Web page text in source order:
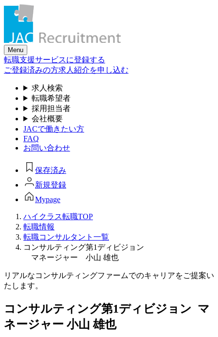
Skip
content
Menu
転職支援サービスに登録する
ご登録済みの方求人紹介を申し込む
求人検索
転職希望者
採用担当者
会社概要
JACで働きたい方
FAQ
お問い合わせ
保存済み
新規登録
Mypage
ハイクラス転職TOP
転職情報
転職コンサルタント一覧
コンサルティング第1ディビジョン
マネージャー 小山 雄也
リアルなコンサルティングファームでのキャリアをご提案い
たします。
コンサルティング第1ディビジョン マ
ネージャー 小山 雄也